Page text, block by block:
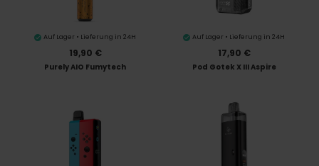
Auf Lager • Lieferung in 24H
19,90 €
Purely AIO Fumytech
Auf Lager • Lieferung in 24H
17,90 €
Pod Gotek X III Aspire